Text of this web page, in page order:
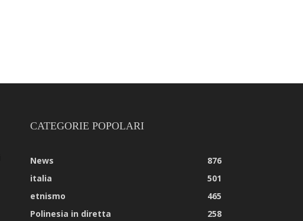
CATEGORIE POPOLARI
News
876
italia
501
etnismo
465
Polinesia in diretta
258